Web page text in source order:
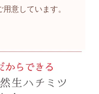
意しています。